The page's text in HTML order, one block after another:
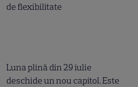
de flexibilitate
Luna plină din 29 iulie
deschide un nou capitol. Este